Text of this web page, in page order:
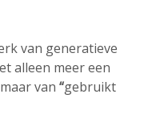
van generatieve
alleen meer een
van “gebruikt